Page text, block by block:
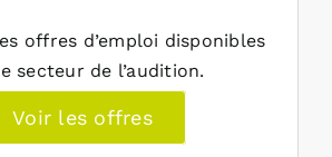
offres d’emploi disponibles
secteur de l’audition.
Voir les offres